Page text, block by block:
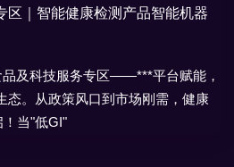
区｜智能健康检测产品智能机器
品及科技服务专区——***平台赋能，
态。从政策风口到市场刚需，健康
当"低GI"